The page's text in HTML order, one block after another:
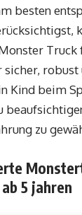
besten
Truck
sicher,
Kind beim
zu
5 jahren